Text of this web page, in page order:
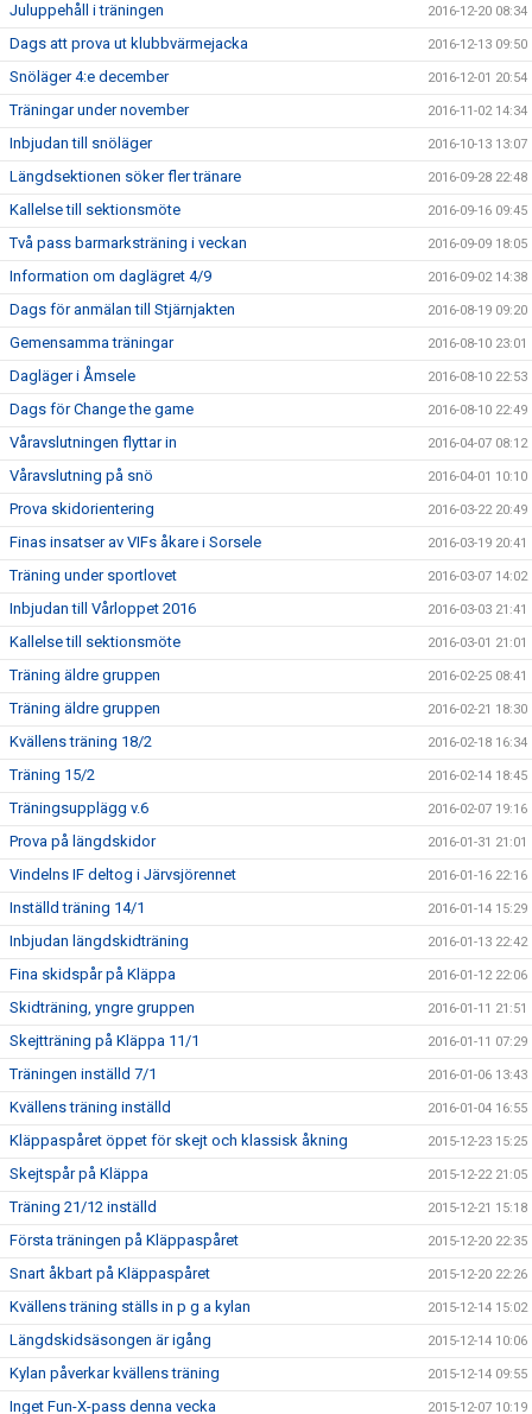
Juluppehåll i träningen 2016-12-20 08:34
Dags att prova ut klubbvärmejacka 2016-12-13 09:50
Snöläger 4:e december 2016-12-01 20:54
Träningar under november 2016-11-02 14:34
Inbjudan till snöläger 2016-10-13 13:07
Längdsektionen söker fler tränare 2016-09-28 22:48
Kallelse till sektionsmöte 2016-09-16 09:45
Två pass barmarksträning i veckan 2016-09-09 18:05
Information om daglägret 4/9 2016-09-02 14:38
Dags för anmälan till Stjärnjakten 2016-08-19 09:20
Gemensamma träningar 2016-08-10 23:01
Dagläger i Åmsele 2016-08-10 22:53
Dags för Change the game 2016-08-10 22:49
Våravslutningen flyttar in 2016-04-07 08:12
Våravslutning på snö 2016-04-01 10:10
Prova skidorientering 2016-03-22 20:49
Finas insatser av VIFs åkare i Sorsele 2016-03-19 20:41
Träning under sportlovet 2016-03-07 14:02
Inbjudan till Vårloppet 2016 2016-03-03 21:41
Kallelse till sektionsmöte 2016-03-01 21:01
Träning äldre gruppen 2016-02-25 08:41
Träning äldre gruppen 2016-02-21 18:30
Kvällens träning 18/2 2016-02-18 16:34
Träning 15/2 2016-02-14 18:45
Träningsupplägg v.6 2016-02-07 19:16
Prova på längdskidor 2016-01-31 21:01
Vindelns IF deltog i Järvsjörennet 2016-01-16 22:16
Inställd träning 14/1 2016-01-14 15:29
Inbjudan längdskidträning 2016-01-13 22:42
Fina skidspår på Kläppa 2016-01-12 22:06
Skidträning, yngre gruppen 2016-01-11 21:51
Skejtträning på Kläppa 11/1 2016-01-11 07:29
Träningen inställd 7/1 2016-01-06 13:43
Kvällens träning inställd 2016-01-04 16:55
Kläppaspåret öppet för skejt och klassisk åkning 2015-12-23 15:25
Skejtspår på Kläppa 2015-12-22 21:05
Träning 21/12 inställd 2015-12-21 15:18
Första träningen på Kläppaspåret 2015-12-20 22:35
Snart åkbart på Kläppaspåret 2015-12-20 22:26
Kvällens träning ställs in p g a kylan 2015-12-14 15:02
Längdskidsäsongen är igång 2015-12-14 10:06
Kylan påverkar kvällens träning 2015-12-14 09:55
Inget Fun-X-pass denna vecka 2015-12-07 10:19